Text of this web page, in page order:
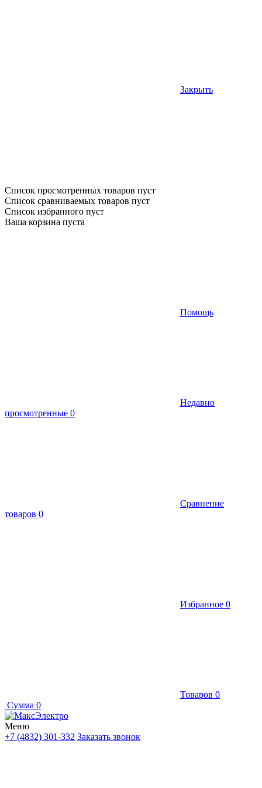
Закрыть
Список просмотренных товаров пуст
Список сравниваемых товаров пуст
Список избранного пуст
Ваша корзина пуста
Помощь
Недавно
просмотренные 0
Сравнение
товаров 0
Избранное 0
Товаров 0
Сумма 0
Меню
+7 (4832) 301-332 Заказать звонок